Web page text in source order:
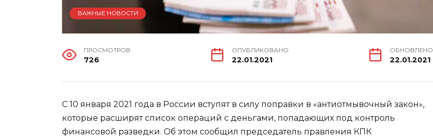
ВАЖНЫЕ НОВОСТИ
ПРОСМОТРОВ
726
ОПУБЛИКОВАНО
22.01.2021
ОБНОВЛЕНО
22.01.2021
С 10 января 2021 года в России вступят в силу поправки в «антиотмывочный закон»,
которые расширят список операций с деньгами, попадающих под контроль
финансовой разведки. Об этом сообщил председатель правления КПК